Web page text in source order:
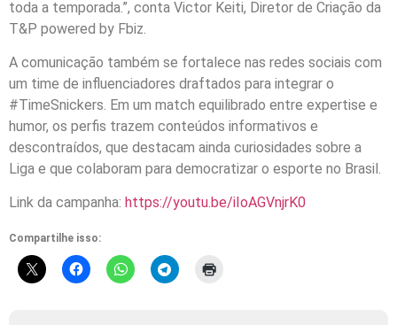
toda a temporada.”, conta Victor Keiti, Diretor de Criação da
T&P powered by Fbiz.
A comunicação também se fortalece nas redes sociais com
um time de influenciadores draftados para integrar o
#TimeSnickers. Em um match equilibrado entre expertise e
humor, os perfis trazem conteúdos informativos e
descontraídos, que destacam ainda curiosidades sobre a
Liga e que colaboram para democratizar o esporte no Brasil.
Link da campanha: https://youtu.be/iIoAGVnjrK0
Compartilhe isso: